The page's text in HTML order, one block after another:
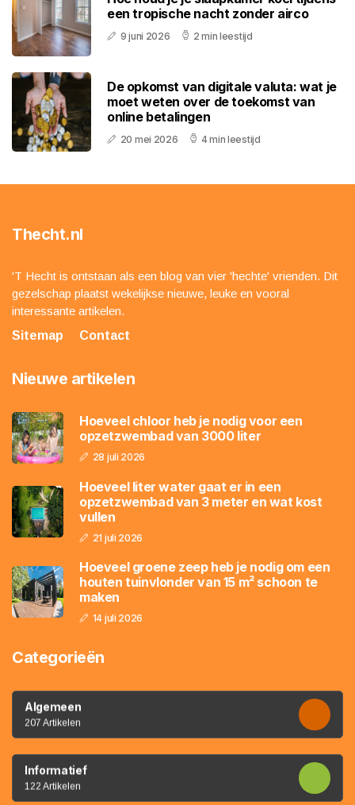
een tropische nacht zonder airco
9 juni 2026 2 min leestijd
De opkomst van digitale valuta: wat je
moet weten over de toekomst van
online betalingen
20 mei 2026 4 min leestijd
Thecht.nl
'T Hecht is ontstaan als een blog van vier 'hechte' vrienden. Dit
gezelschap plaatst wekelijkse nieuwe, leuke en vooral
interessante artikelen.
Sitemap
Contact
Nieuwe artikelen
Hoeveel chloor heb je nodig voor een
opzetzwembad van 3000 liter
28 juli 2026
Hoeveel liter water gaat er in een
opzetzwembad van 3 meter en wat kost
vullen
21 juli 2026
Hoeveel groene zeep heb je nodig om een
houten tuinvlonder van 15 m² schoon te
maken
14 juli 2026
Categorieën
Algemeen
207 Artikelen
Informatief
122 Artikelen